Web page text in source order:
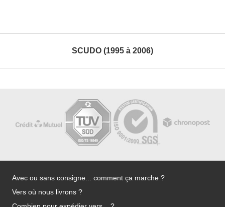
SCUDO (1995 à 2006)
Avec ou sans consigne... comment ça marche ?
Vers où nous livrons ?